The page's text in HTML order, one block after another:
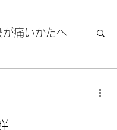
が痛いかたへ